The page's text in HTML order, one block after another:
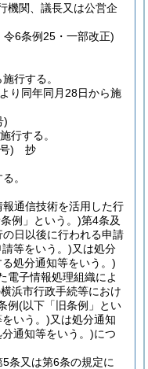
機関、議長又は公営企
6条例25・一部改正)
行する。
り同年同月28日から施
)
行する。
) 抄
。
通信技術を活用した行
例」という。)第4条及
日以後に行われる申請
等をいう。)又は処分
処分通知等をいう。)
電子情報処理組織によ
浜市行政手続等におけ
例(以下「旧条例」とい
いう。)又は処分通知
通知等をいう。)につ
条又は第6条の規定に